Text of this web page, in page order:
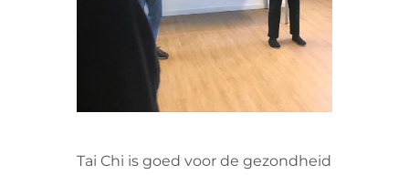
Tai Chi is goed voor de gezondheid